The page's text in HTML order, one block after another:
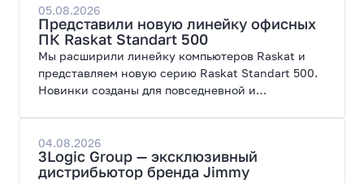
современных игр и работы с нейросетями.
05.08.2026
Представили новую линейку офисных
ПК Raskat Standart 500
Мы расширили линейку компьютеров Raskat и
представляем новую серию Raskat Standart 500.
Новинки созданы для повседневной и
широкие возможности модернизации.
04.08.2026
3Logic Group — эксклюзивный
дистрибьютор бренда Jimmy